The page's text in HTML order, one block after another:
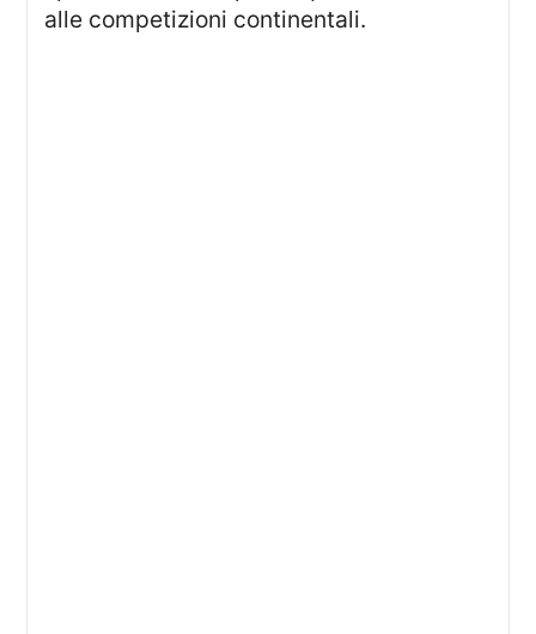
alle competizioni continentali.